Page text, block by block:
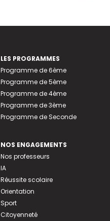
LES PROGRAMMES
Programme de 6ème
Programme de 5ème
Programme de 4ème
Programme de 3ème
Programme de Seconde
NOS ENGAGEMENTS
Nos professeurs
IA
Réussite scolaire
Orientation
Sport
Citoyenneté